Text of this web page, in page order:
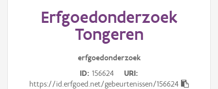
Aanduidingsobject
Gebeurtenis
Erfgoedonderzoek
Tongeren
erfgoedonderzoek
ID 156624
URI
https://id.erfgoed.net/gebeurtenissen/156624